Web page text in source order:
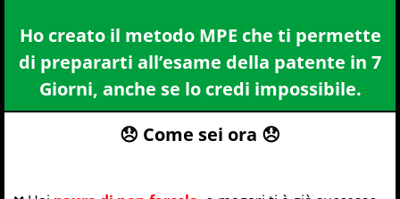
Ho creato il metodo MPE che ti permette
di prepararti all’esame della patente in 7
Giorni, anche se lo credi impossibile.
😞 Come sei ora 😞